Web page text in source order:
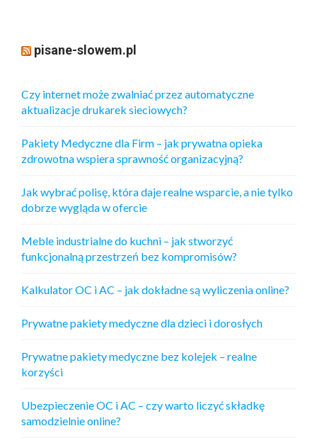
pisane-slowem.pl
Czy internet może zwalniać przez automatyczne
aktualizacje drukarek sieciowych?
Pakiety Medyczne dla Firm – jak prywatna opieka
zdrowotna wspiera sprawność organizacyjną?
Jak wybrać polisę, która daje realne wsparcie, a nie tylko
dobrze wygląda w ofercie
Meble industrialne do kuchni – jak stworzyć
funkcjonalną przestrzeń bez kompromisów?
Kalkulator OC i AC – jak dokładne są wyliczenia online?
Prywatne pakiety medyczne dla dzieci i dorosłych
Prywatne pakiety medyczne bez kolejek – realne
korzyści
Ubezpieczenie OC i AC – czy warto liczyć składkę
samodzielnie online?